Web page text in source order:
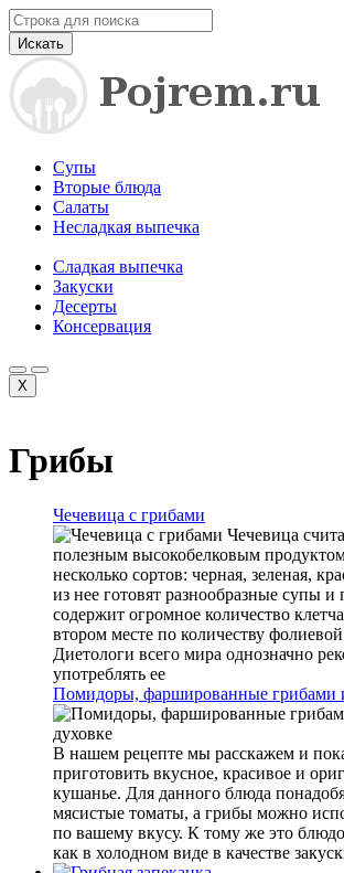
Искать
Супы
Вторые блюда
Салаты
Несладкая выпечка
Сладкая выпечка
Закуски
Десерты
Консервация
X
Грибы
Чечевица с грибами
Чечевица
полезным высокобелковым
несколько сортов: черная, зеленая,
из нее готовят разнообразные супы
содержит огромное количество
втором месте по количеству
Диетологи всего мира однозначно
употреблять ее
Помидоры, фаршированные грибами
В нашем рецепте мы расскажем и
приготовить вкусное, красивое и
кушанье. Для данного блюда
мясистые томаты, а грибы можно
по вашему вкусу. К тому же это
как в холодном виде в качестве